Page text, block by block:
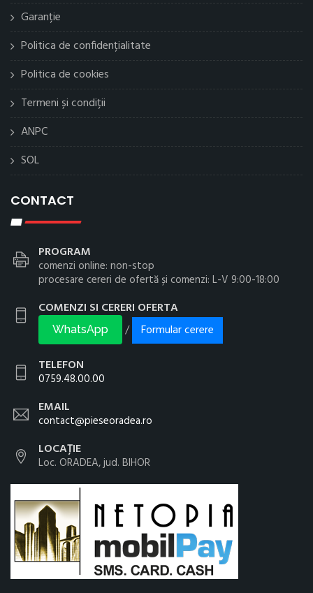
Garanție
Politica de confidențialitate
Politica de cookies
Termeni și condiții
ANPC
SOL
CONTACT
PROGRAM
comenzi online: non-stop
procesare cereri de ofertă și comenzi: L-V 9:00-18:00
COMENZI SI CERERI OFERTA
WhatsApp /
Formular cerere
TELEFON
0759.48.00.00
EMAIL
contact@pieseoradea.ro
LOCAȚIE
Loc. ORADEA, jud. BIHOR